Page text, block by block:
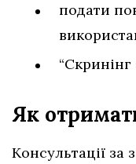
подати
“Скринінг
Як
Консультації